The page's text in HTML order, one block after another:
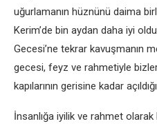
uğurlamanın hüznünü daima
Kerim’de bin aydan daha iyi
Gecesi’ne tekrar kavuşmanın
gecesi, feyz ve rahmetiyle
kapılarının gerisine kadar
İnsanlığa iyilik ve rahmet